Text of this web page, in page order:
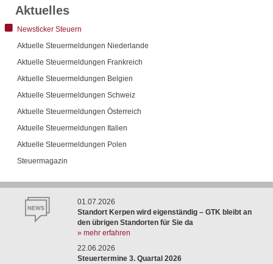
Aktuelles
Newsticker Steuern
Aktuelle Steuermeldungen Niederlande
Aktuelle Steuermeldungen Frankreich
Aktuelle Steuermeldungen Belgien
Aktuelle Steuermeldungen Schweiz
Aktuelle Steuermeldungen Österreich
Aktuelle Steuermeldungen Italien
Aktuelle Steuermeldungen Polen
Steuermagazin
01.07.2026
Standort Kerpen wird eigenständig – GTK bleibt an
den übrigen Standorten für Sie da
» mehr erfahren
22.06.2026
Steuertermine 3. Quartal 2026